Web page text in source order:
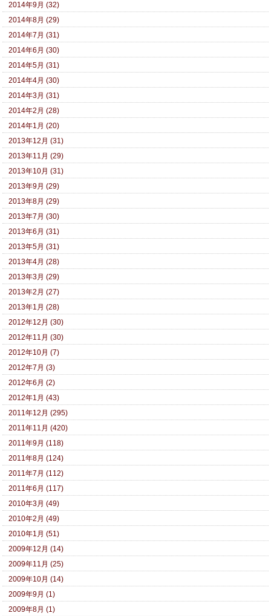
2014年9月 (32)
2014年8月 (29)
2014年7月 (31)
2014年6月 (30)
2014年5月 (31)
2014年4月 (30)
2014年3月 (31)
2014年2月 (28)
2014年1月 (20)
2013年12月 (31)
2013年11月 (29)
2013年10月 (31)
2013年9月 (29)
2013年8月 (29)
2013年7月 (30)
2013年6月 (31)
2013年5月 (31)
2013年4月 (28)
2013年3月 (29)
2013年2月 (27)
2013年1月 (28)
2012年12月 (30)
2012年11月 (30)
2012年10月 (7)
2012年7月 (3)
2012年6月 (2)
2012年1月 (43)
2011年12月 (295)
2011年11月 (420)
2011年9月 (118)
2011年8月 (124)
2011年7月 (112)
2011年6月 (117)
2010年3月 (49)
2010年2月 (49)
2010年1月 (51)
2009年12月 (14)
2009年11月 (25)
2009年10月 (14)
2009年9月 (1)
2009年8月 (1)